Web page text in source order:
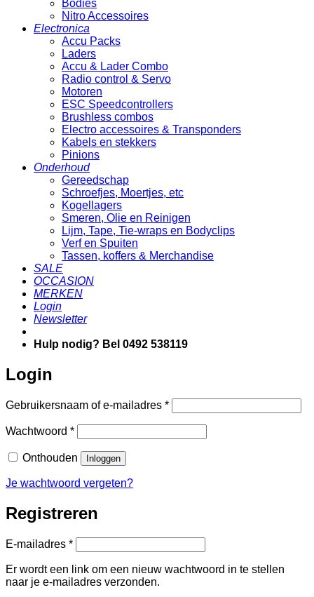
Bodies
Nitro Accessoires
Electronica
Accu Packs
Laders
Accu & Lader Combo
Radio control & Servo
Motoren
ESC Speedcontrollers
Brushless combos
Electro accessoires & Transponders
Kabels en stekkers
Pinions
Onderhoud
Gereedschap
Schroefjes, Moertjes, etc
Kogellagers
Smeren, Olie en Reinigen
Lijm, Tape, Tie-wraps en Bodyclips
Verf en Spuiten
Tassen, koffers & Merchandise
SALE
OCCASION
MERKEN
Login
Newsletter
Hulp nodig? Bel 0492 538119
Login
Gebruikersnaam of e-mailadres *Vereist
Wachtwoord *Vereist
Onthouden Inloggen
Je wachtwoord vergeten?
Registreren
E-mailadres *Vereist
Er wordt een link om een nieuw wachtwoord in te stellen
naar je e-mailadres verzonden.